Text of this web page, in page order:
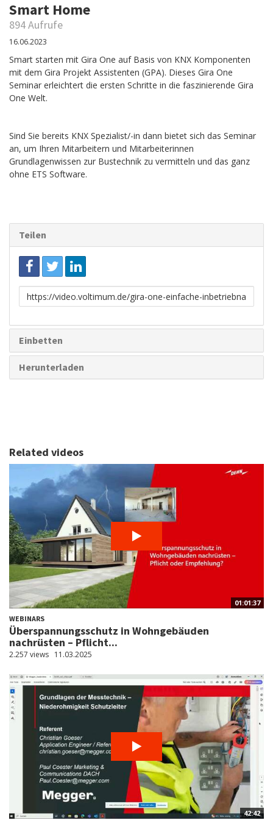
Smart Home
894 Aufrufe
16.06.2023
Smart starten mit Gira One auf Basis von KNX Komponenten
mit dem Gira Projekt Assistenten (GPA). Dieses Gira One
Seminar erleichtert die ersten Schritte in die faszinierende Gira
One Welt.
Sind Sie bereits KNX Spezialist/-in dann bietet sich das Seminar
an, um Ihren Mitarbeitern und Mitarbeiterinnen
Grundlagenwissen zur Bustechnik zu vermitteln und das ganz
ohne ETS Software.
Teilen
Link
zum
Einbetten
Herunterladen
Related videos
01:01:37
WEBINARS
Überspannungsschutz in Wohngebäuden
nachrüsten – Pflicht...
2.257 views 11.03.2025
42:42